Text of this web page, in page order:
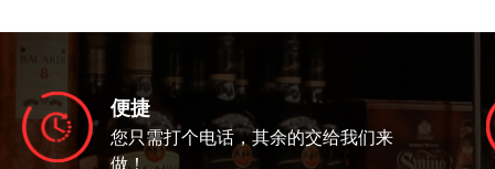
便捷
您只需打个电话，其余的交给我们来
做！